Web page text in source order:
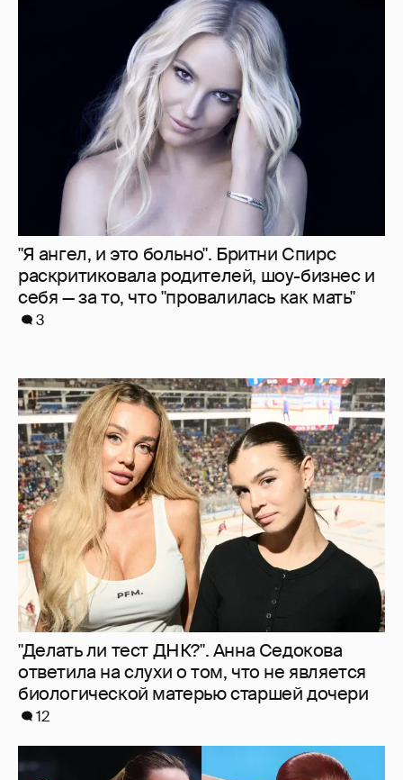
"Я ангел, и это больно". Бритни Спирс
раскритиковала родителей, шоу-бизнес и
себя — за то, что "провалилась как мать"
"Делать ли тест ДНК?". Анна Седокова
ответила на слухи о том, что не является
биологической матерью старшей дочери
12